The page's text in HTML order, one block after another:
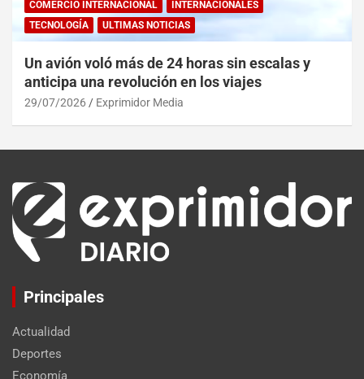
COMERCIO INTERNACIONAL
INTERNACIONALES
TECNOLOGÍA
ULTIMAS NOTICIAS
Un avión voló más de 24 horas sin escalas y
anticipa una revolución en los viajes
29/07/2026 Exprimidor Media
Principales
Actualidad
Deportes
Economía